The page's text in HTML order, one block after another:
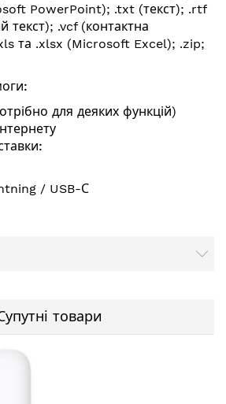
PowerPoint); .txt (текст); .rtf
текст); .vcf (контактна
та .xlsx (Microsoft Excel); .zip;
для деяких функцій)
/ USB-С
товари